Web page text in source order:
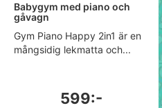
Babygym med piano och
gåvagn
Gym Piano Happy 2in1 är en
mångsidig lekmatta och...
599:-